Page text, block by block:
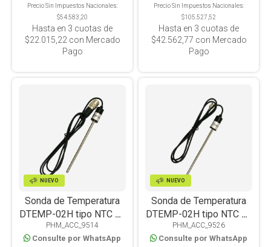
Precio Sin Impuestos Nacionales:
$54.583,20
Hasta en 3 cuotas de
$22.015,22 con Mercado
Pago
Precio Sin Impuestos Nacionales:
$105.527,52
Hasta en 3 cuotas de
$42.562,77 con Mercado
Pago
NUEVO
Sonda de Temperatura
DTEMP-02H tipo NTC 10
10KΩ, Compatible con
Linea Portátil
PHM_ACC_9514
Consulte por WhatsApp
NUEVO
Sonda de Temperatura
DTEMP-02H tipo NTC 10
10KΩ, Compatible con
Línea de mesada
PHM_ACC_9526
Consulte por WhatsApp